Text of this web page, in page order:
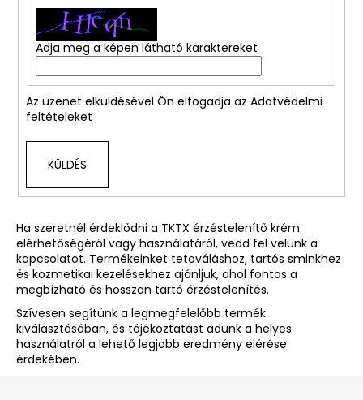
Adja meg a képen látható karaktereket
Az üzenet elküldésével Ön elfogadja az Adatvédelmi
feltételeket
KÜLDÉS
Ha szeretnél érdeklődni a TKTX érzéstelenítő krém
elérhetőségéről vagy használatáról, vedd fel velünk a
kapcsolatot. Termékeinket tetováláshoz, tartós sminkhez
és kozmetikai kezelésekhez ajánljuk, ahol fontos a
megbízható és hosszan tartó érzéstelenítés.
Szívesen segítünk a legmegfelelőbb termék
kiválasztásában, és tájékoztatást adunk a helyes
használatról a lehető legjobb eredmény elérése
érdekében.
TERMÉSZETES
Ft3